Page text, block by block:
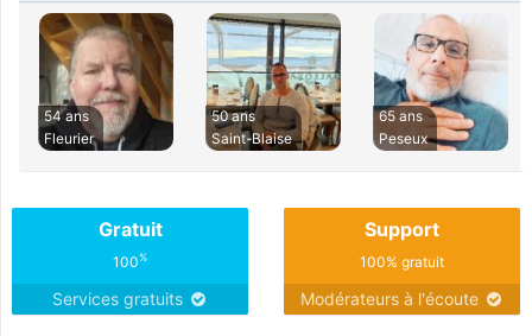
54 ans
Fleurier
50 ans
Saint-Blaise
65 ans
Peseux
Gratuit
100%
Services gratuits
Support
100% gratuit
Modérateurs à l'écoute